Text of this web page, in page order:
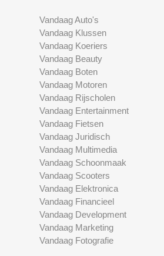
Vandaag Auto's
Vandaag Klussen
Vandaag Koeriers
Vandaag Beauty
Vandaag Boten
Vandaag Motoren
Vandaag Rijscholen
Vandaag Entertainment
Vandaag Fietsen
Vandaag Juridisch
Vandaag Multimedia
Vandaag Schoonmaak
Vandaag Scooters
Vandaag Elektronica
Vandaag Financieel
Vandaag Development
Vandaag Marketing
Vandaag Fotografie